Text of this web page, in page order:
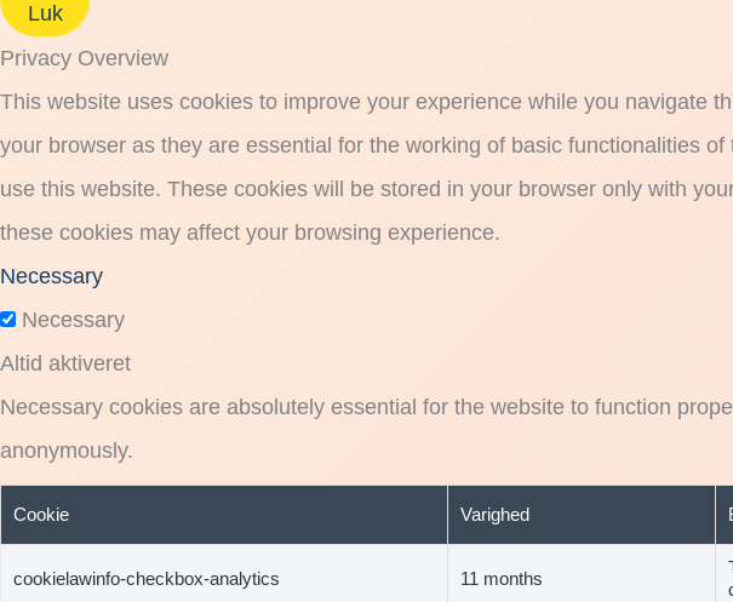
Luk
Privacy Overview
This website uses cookies to improve your experience while you navigate
your browser as they are essential for the working of basic functionalities
use this website. These cookies will be stored in your browser only with
these cookies may affect your browsing experience.
Necessary
Necessary
Altid aktiveret
Necessary cookies are absolutely essential for the website to function
anonymously.
Cookie Varighed
cookielawinfo-checkbox-analytics 11 months